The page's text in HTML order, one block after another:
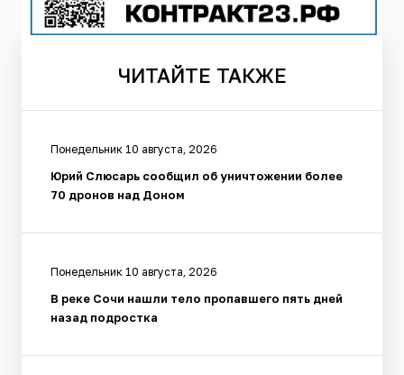
ЧИТАЙТЕ ТАКЖЕ
Понедельник 10 августа, 2026
Юрий Слюсарь сообщил об уничтожении более
70 дронов над Доном
Понедельник 10 августа, 2026
В реке Сочи нашли тело пропавшего пять дней
назад подростка